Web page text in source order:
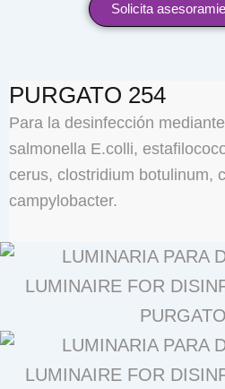
Solicita
PURGATO 254
Para la desinfección
salmonella E.colli,
cerus, clostridium botulinum,
campylobacter.